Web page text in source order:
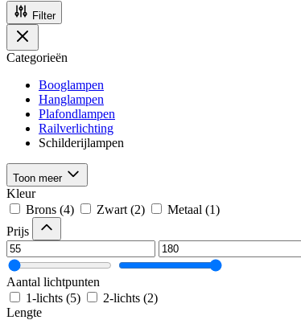
Filter
Categorieën
Booglampen
Hanglampen
Plafondlampen
Railverlichting
Schilderijlampen
Toon meer
Kleur
Brons (4) Zwart (2) Metaal (1)
Prijs
Aantal lichtpunten
1-lichts (5) 2-lichts (2)
Lengte